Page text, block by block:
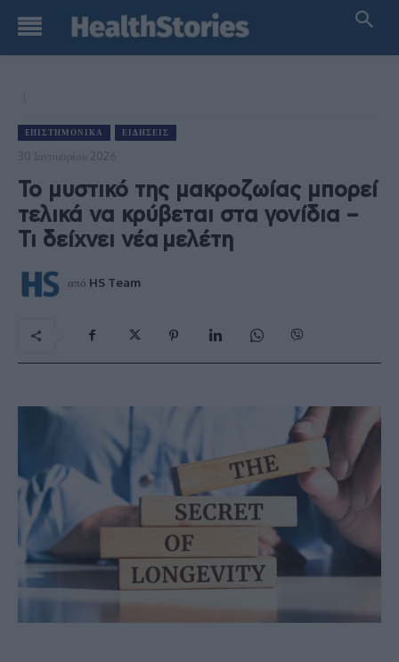
EΠΙΣΤΗΜΟΝΙΚΆ ΕΙΔΉΣΕΙΣ
30 Ιανουαρίου 2026
Το μυστικό της μακροζωίας μπορεί
τελικά να κρύβεται στα γονίδια –
Τι δείχνει νέα μελέτη
από HS Team